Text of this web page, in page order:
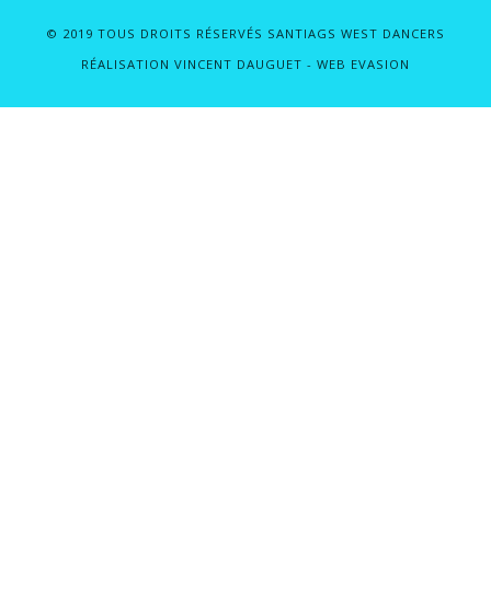
© 2019 TOUS DROITS RÉSERVÉS SANTIAGS WEST DANCERS
RÉALISATION VINCENT DAUGUET - WEB EVASION